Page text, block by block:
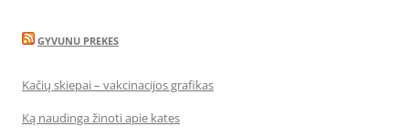
GYVUNU PREKES
Kačių skiepai – vakcinacijos grafikas
Ką naudinga žinoti apie kates